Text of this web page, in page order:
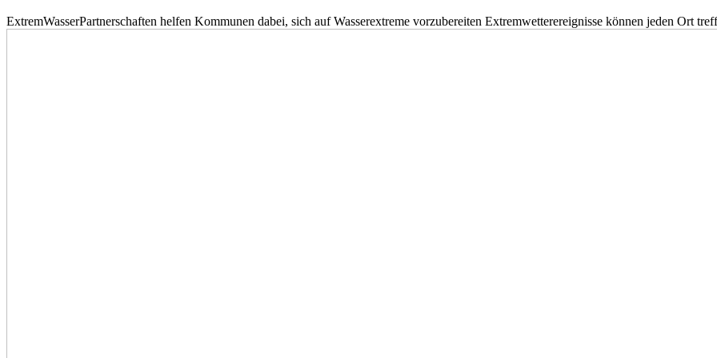
ExtremWasserPartnerschaften helfen Kommunen dabei, sich auf Wasserextreme vorzubereiten Extremwetterereignisse können jeden Ort